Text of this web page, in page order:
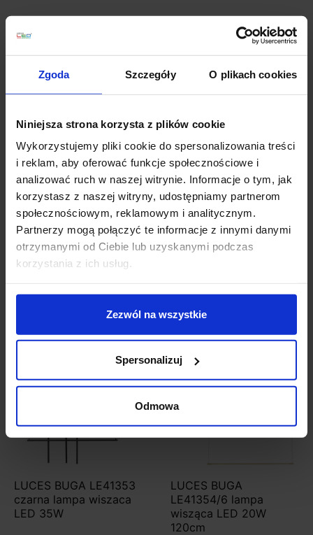
Zgoda Szczegóły O plikach cookies
Niniejsza strona korzysta z plików cookie
Wykorzystujemy pliki cookie do spersonalizowania treści
i reklam, aby oferować funkcje społecznościowe i
analizować ruch w naszej witrynie. Informacje o tym, jak
korzystasz z naszej witryny, udostępniamy partnerom
społecznościowym, reklamowym i analitycznym.
Partnerzy mogą połączyć te informacje z innymi danymi
otrzymanymi od Ciebie lub uzyskanymi podczas
korzystania z ich usług.
Zezwól na wszystkie
Spersonalizuj
Odmowa
głębokość (mm): 670
max moc źródła: 40W
napięcie: 230V
źródło w zestawie: LED 40W, 2890lm, 3000K
kolor lampy: czarny
materiał: aluminium/akryl
IP: 20
Szczegóły produktu
LUCES BUGA LE41353
czarna lampa wiszaca
LED 35W
LUCES BUGA
LE41354/6 lampa
wisząca LED 20W
120cm